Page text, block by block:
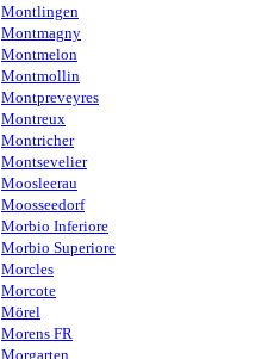
Montlingen
Montmagny
Montmelon
Montmollin
Montpreveyres
Montreux
Montricher
Montsevelier
Moosleerau
Moosseedorf
Morbio Inferiore
Morbio Superiore
Morcles
Morcote
Mörel
Morens FR
Morgarten